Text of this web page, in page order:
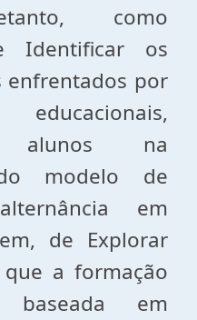
como
Identificar os
enfrentados por
alunos na
modelo de
em
de Explorar
a formação
baseada em